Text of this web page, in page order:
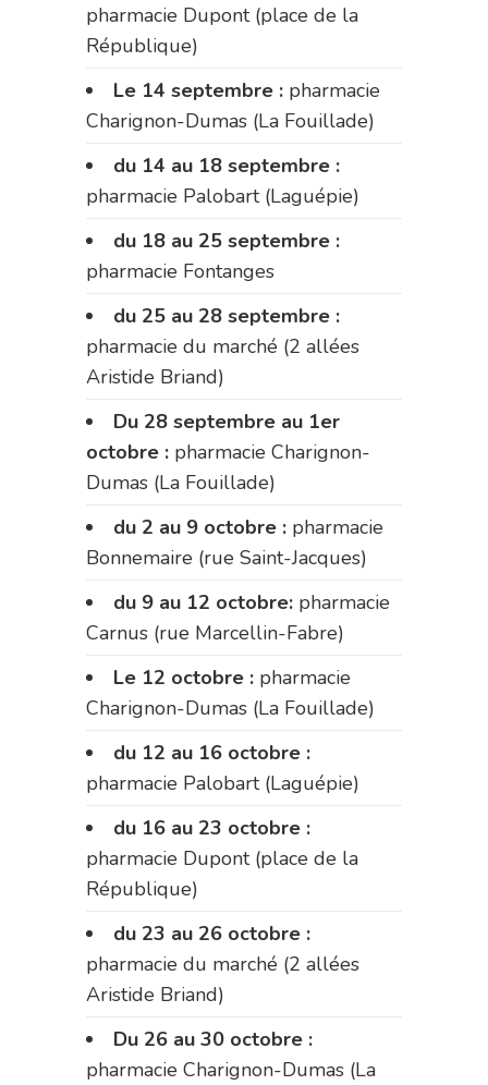
pharmacie Dupont (place de la
République)
Le 14 septembre : pharmacie
Charignon-Dumas (La Fouillade)
du 14 au 18 septembre :
pharmacie Palobart (Laguépie)
du 18 au 25 septembre :
pharmacie Fontanges
du 25 au 28 septembre :
pharmacie du marché (2 allées
Aristide Briand)
Du 28 septembre au 1er
octobre : pharmacie Charignon-
Dumas (La Fouillade)
du 2 au 9 octobre : pharmacie
Bonnemaire (rue Saint-Jacques)
du 9 au 12 octobre: pharmacie
Carnus (rue Marcellin-Fabre)
Le 12 octobre : pharmacie
Charignon-Dumas (La Fouillade)
du 12 au 16 octobre :
pharmacie Palobart (Laguépie)
du 16 au 23 octobre :
pharmacie Dupont (place de la
République)
du 23 au 26 octobre :
pharmacie du marché (2 allées
Aristide Briand)
Du 26 au 30 octobre :
pharmacie Charignon-Dumas (La